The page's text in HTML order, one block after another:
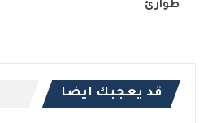
طوارئ
قد يعجبك ايضا